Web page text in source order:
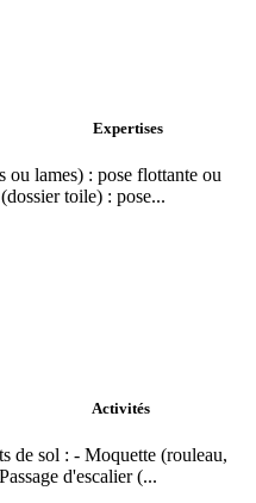
Expertises
ou lames) : pose flottante ou
toile) : pose...
Activités
de sol : - Moquette (rouleau,
d'escalier (...